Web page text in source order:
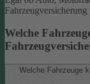
Welche
Welche Fahrzeuge